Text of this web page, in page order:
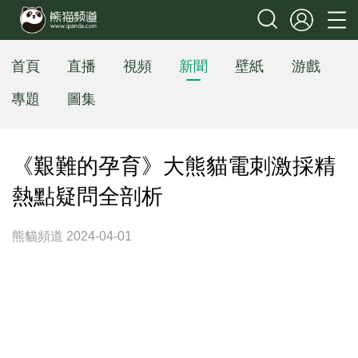
首頁 直播 視頻 新聞 壁紙
游戲
專題
圖集
《艱難的孕育》大熊貓電刺激採精
熱點疑問全剖析
熊貓頻道 2024-04-01